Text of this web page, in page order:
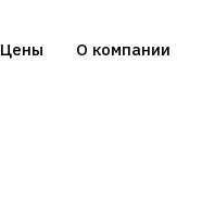
Цены О компании